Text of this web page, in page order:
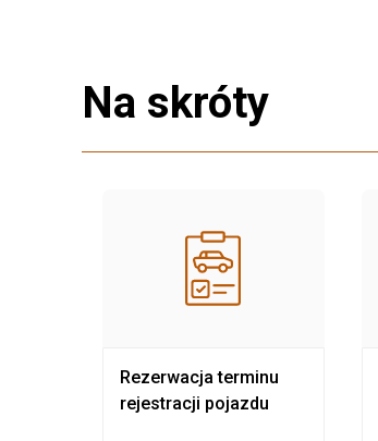
Na skróty
Rezerwacja terminu
rejestracji pojazdu